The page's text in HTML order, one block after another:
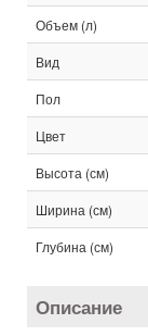
Объем (л)
Вид
Пол
Цвет
Высота (см)
Ширина (см)
Глубина (см)
Описание